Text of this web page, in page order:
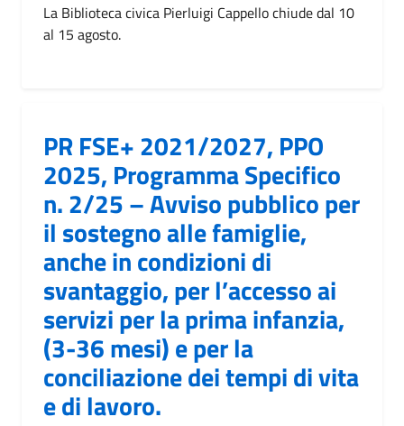
La Biblioteca civica Pierluigi Cappello chiude dal 10
al 15 agosto.
PR FSE+ 2021/2027, PPO
2025, Programma Specifico
n. 2/25 – Avviso pubblico per
il sostegno alle famiglie,
anche in condizioni di
svantaggio, per l’accesso ai
servizi per la prima infanzia,
(3-36 mesi) e per la
conciliazione dei tempi di vita
e di lavoro.